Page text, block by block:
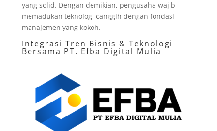
yang solid. Dengan demikian, pengusaha wajib
memadukan teknologi canggih dengan fondasi
manajemen yang kokoh.
Integrasi Tren Bisnis & Teknologi
Bersama PT. Efba Digital Mulia